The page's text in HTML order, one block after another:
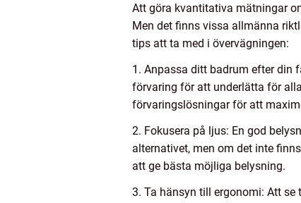
Att göra kvantitativa mätningar
Men det finns vissa allmänna
tips att ta med i övervägningen:
1. Anpassa ditt badrum efter din
förvaring för att underlätta för
förvaringslösningar för att
2. Fokusera på ljus: En god
alternativet, men om det inte
att ge bästa möjliga belysning.
3. Ta hänsyn till ergonomi: Att